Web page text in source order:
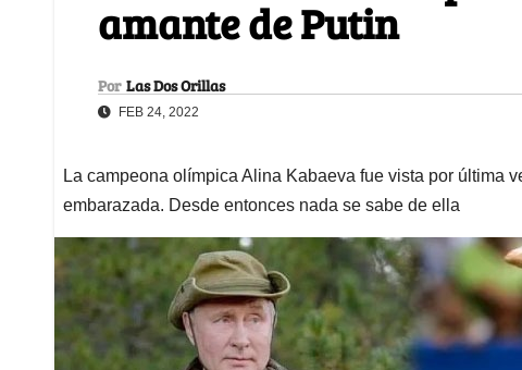
amante de Putin
Por Las Dos Orillas
FEB 24, 2022
La campeona olímpica Alina Kabaeva fue vista por última
embarazada. Desde entonces nada se sabe de ella